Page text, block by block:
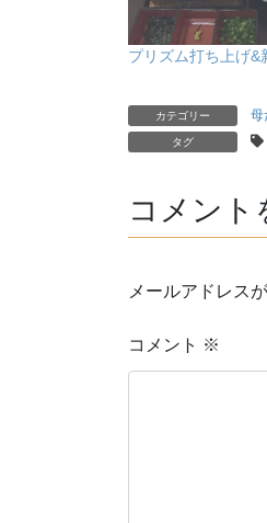
プリズム打ち上げ&
カテゴリー 母
タグ
コメント
メールアドレス
コメント ※